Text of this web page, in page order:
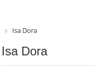
Isa Dora
Isa Dora